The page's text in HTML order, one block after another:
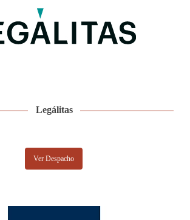
Legálitas
Ver Despacho